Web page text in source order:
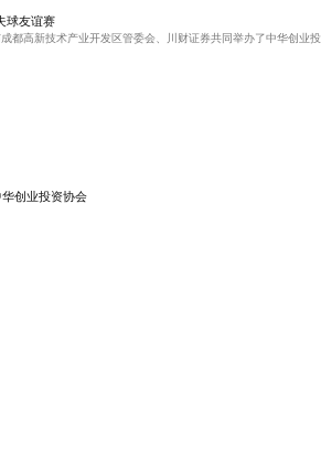
球友谊赛
都高新技术产业开发区管委会、川财证券共同举办了中华创业投
创业投资协会